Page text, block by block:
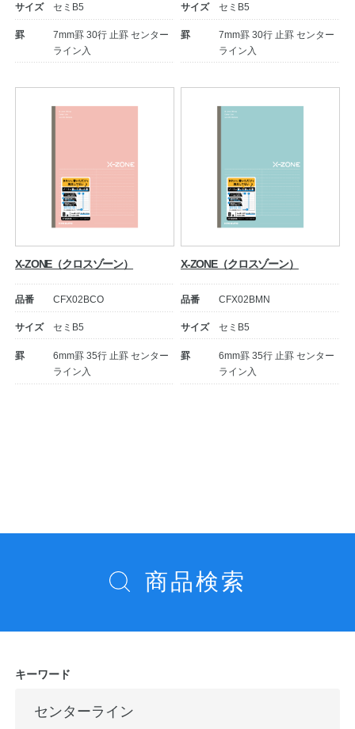
公式アカウント
サイズ セミB5
罫
7mm罫 30行 止罫 センター
ライン入
サイズ セミB5
罫
7mm罫 30行 止罫 センター
ライン入
X-ZONE（クロスゾーン）
品番 CFX02BCO
サイズ セミB5
罫
6mm罫 35行 止罫 センター
ライン入
X-ZONE（クロスゾーン）
品番 CFX02BMN
サイズ セミB5
罫
6mm罫 35行 止罫 センター
ライン入
ン
商品検索
キーワード